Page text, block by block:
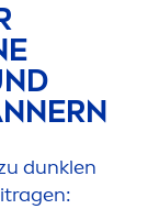
dunklen